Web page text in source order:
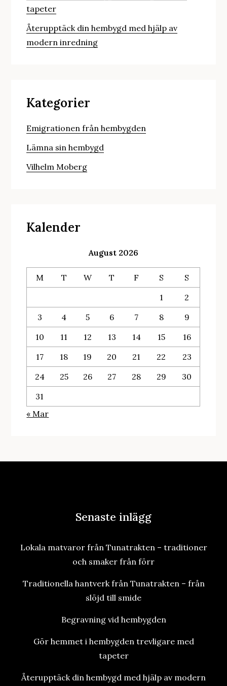
tapeter
Återupptäck din hembygd med hjälp av
modern inredning
Kategorier
Emigrationen från hembygden
Lämna sin hembygd
Vilhelm Moberg
Kalender
August 2026
M T W T F S
S
1
2
3
4 5 6 7 8
9
10
11 12 13 14 15
16
17
18 19 20 21 22
23
24
25 26 27 28 29
30
31
« Mar
Senaste inlägg
Lokala matvaror från Tunatrakten – traditioner
och smaker från förr
Traditionella hantverk från Tunatrakten – från
slöjd till smide
Begravning vid hembygden
Gör hemmet i hembygden trevligare med
tapeter
Återupptäck din hembygd med hjälp av modern